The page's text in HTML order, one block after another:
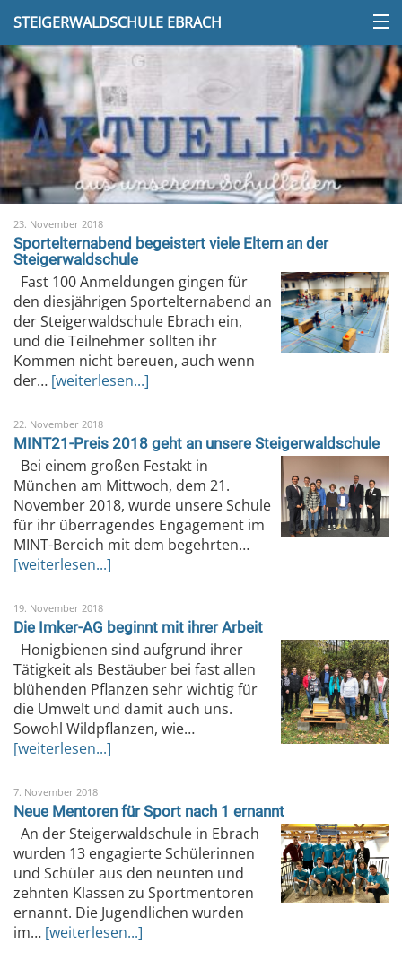
STEIGERWALDSCHULE EBRACH
23. November 2018
Sportelternabend begeistert viele Eltern an der
Steigerwaldschule
Fast 100 Anmeldungen gingen für
den diesjährigen Sportelternabend an
der Steigerwaldschule Ebrach ein,
und die Teilnehmer sollten ihr
Kommen nicht bereuen, auch wenn
der… [weiterlesen...]
22. November 2018
MINT21-Preis 2018 geht an unsere Steigerwaldschule
Bei einem großen Festakt in
München am Mittwoch, dem 21.
November 2018, wurde unsere Schule
für ihr überragendes Engagement im
MINT-Bereich mit dem begehrten…
[weiterlesen...]
19. November 2018
Die Imker-AG beginnt mit ihrer Arbeit
Honigbienen sind aufgrund ihrer
Tätigkeit als Bestäuber bei fast allen
blühenden Pflanzen sehr wichtig für
die Umwelt und damit auch uns.
Sowohl Wildpflanzen, wie…
[weiterlesen...]
7. November 2018
Neue Mentoren für Sport nach 1 ernannt
An der Steigerwaldschule in Ebrach
wurden 13 engagierte Schülerinnen
und Schüler aus den neunten und
zehnten Klassen zu Sportmentoren
ernannt. Die Jugendlichen wurden
im… [weiterlesen...]